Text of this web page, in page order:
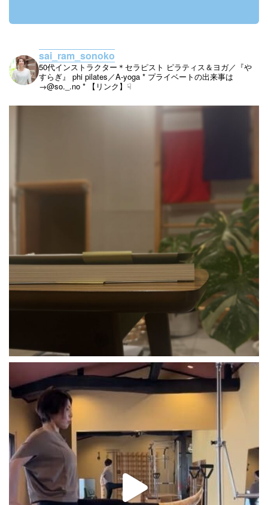
sai_ram_sonoko
50代インストラクター＊セラピスト ピラティス＆ヨガ／『や
すらぎ』
phi pilates／A-yoga * プライベートの出来事は
→@so._.no * 【リンク】☟